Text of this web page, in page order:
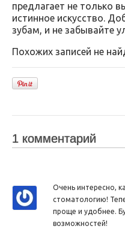
предлагает не только
истинное искусство.
зубам, и не забывайте
Похожих записей не
1 комментарий
Очень интересно,
стоматологию!
проще и удобнее.
возможностей!